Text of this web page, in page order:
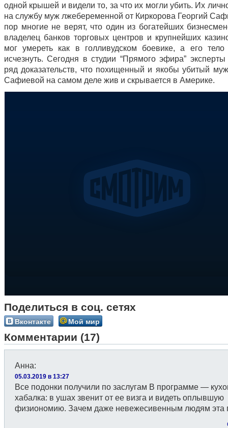
одной крышей и видели то, за что их могли убить. Их
на службу муж лжебеременной от Киркорова Георгий
пор многие не верят, что один из богатейших
владелец банков торговых центров и крупнейших
мог умереть как в голливудском боевике, а его тело
исчезнуть. Сегодня в студии “Прямого эфира”
ряд доказательств, что похищенный и якобы убитый
Сафиевой на самом деле жив и скрывается в Америке.
Поделиться в соц. сетях
Вконтакте Мой мир
Комментарии (17)
Анна:
05.03.2019 в 13:27
Все подонки получили по заслугам В программе —
хабалка: в ушах звенит от ее визга и видеть оплывшую
физиономию. Зачем даже невежесивенным людям эта